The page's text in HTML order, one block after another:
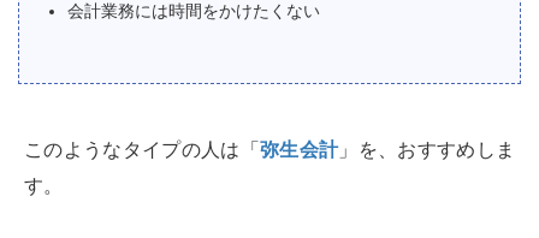
会計業務には時間をかけたくない
このようなタイプの人は「 弥生会計」を、おすすめしま
す。